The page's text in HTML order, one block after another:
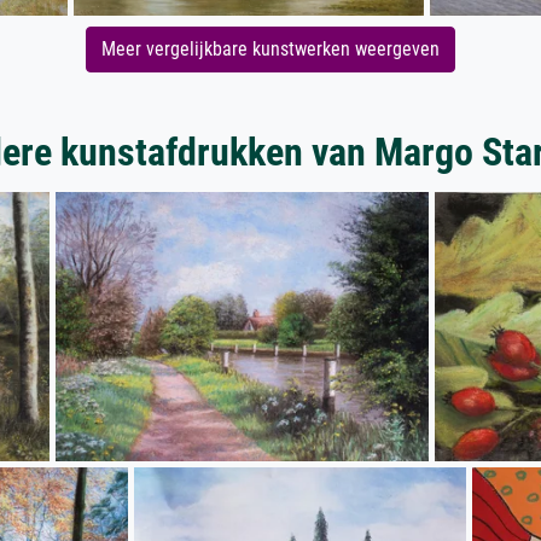
Meer vergelijkbare kunstwerken weergeven
kunstafdrukken van Margo